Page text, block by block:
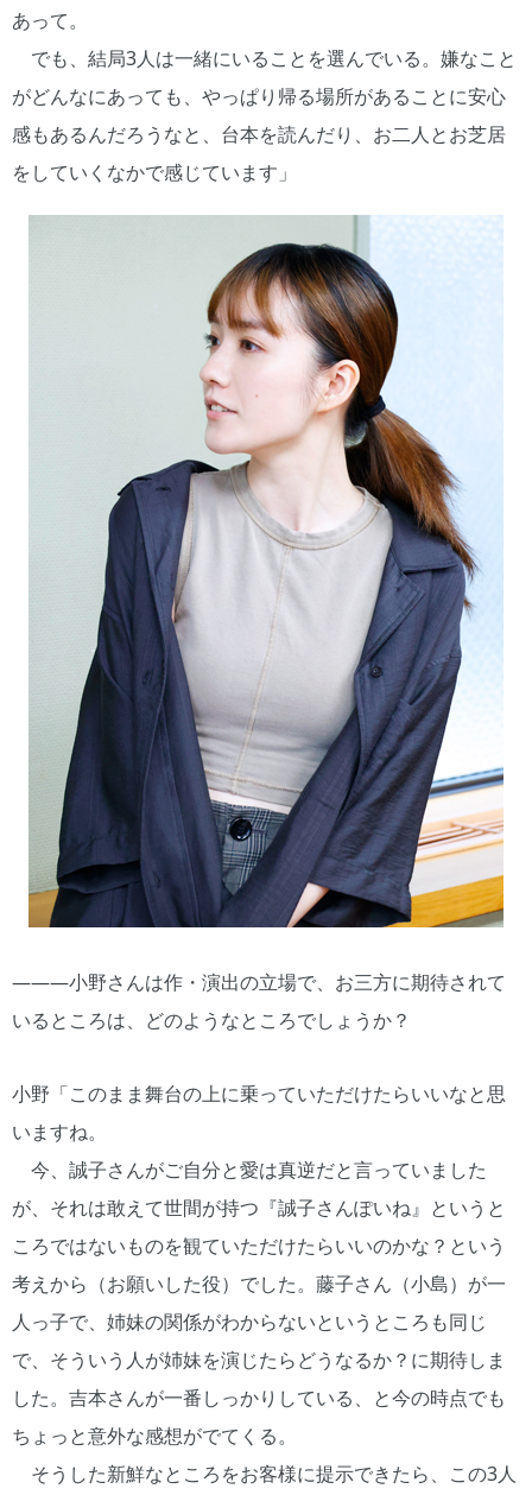
あって。
でも、結局3人は一緒にいることを選んでいる。嫌なこと
がどんなにあっても、やっぱり帰る場所があることに安心
感もあるんだろうなと、台本を読んだり、お二人とお芝居
をしていくなかで感じています」
―――小野さんは作・演出の立場で、お三方に期待されて
いるところは、どのようなところでしょうか？
小野「このまま舞台の上に乗っていただけたらいいなと思
いますね。
今、誠子さんがご自分と愛は真逆だと言っていました
が、それは敢えて世間が持つ『誠子さんぽいね』というと
ころではないものを観ていただけたらいいのかな？という
考えから（お願いした役）でした。藤子さん（小島）が一
人っ子で、姉妹の関係がわからないというところも同じ
で、そういう人が姉妹を演じたらどうなるか？に期待しま
した。吉本さんが一番しっかりしている、と今の時点でも
ちょっと意外な感想がでてくる。
そうした新鮮なところをお客様に提示できたら、この3人